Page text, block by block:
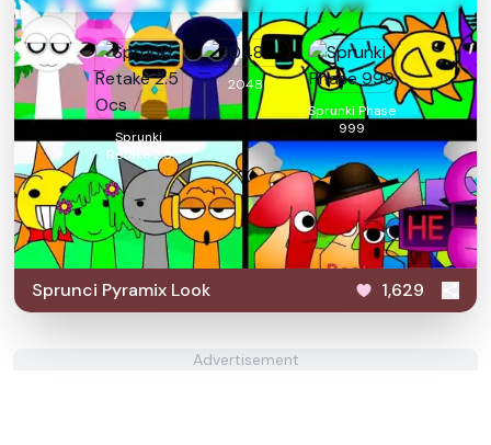
Sprunki
Retake 2.5
Ocs
2048
Sprunki Phase
999
Sprunci Pyramix Look 1,629
Advertisement